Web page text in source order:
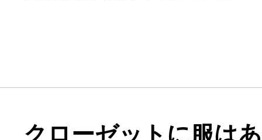
クローゼットに服は